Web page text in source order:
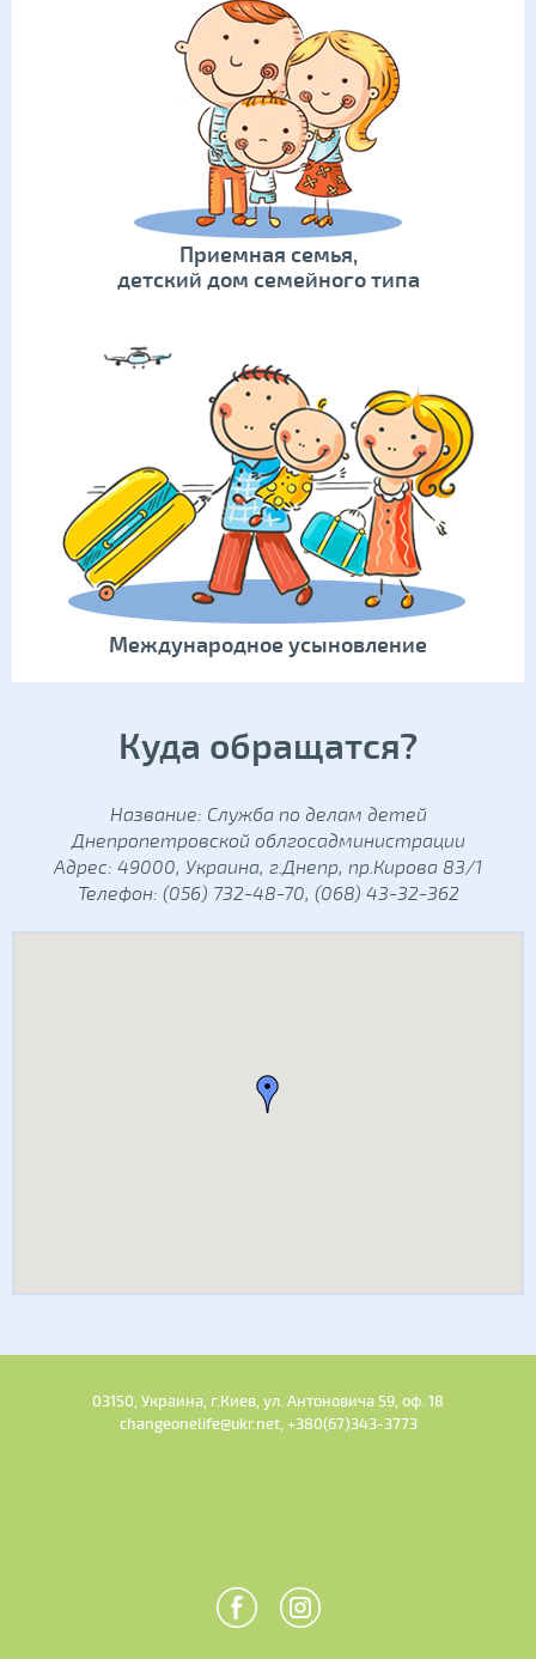
Приемная семья,
детский дом семейного типа
Международное усыновление
Куда обращатся?
Название: Служба по делам детей
Днепропетровской облгосадминистрации
Адрес: 49000, Украина, г.Днепр, пр.Кирова 83/1
Телефон: (056) 732-48-70, (068) 43-32-362
03150, Украина, г.Киев, ул. Антоновича 59, оф. 18
changeonelife@ukr.net, +380(67)343-3773